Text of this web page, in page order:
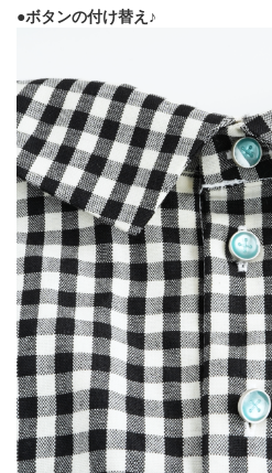
●ボタンの付け替え♪